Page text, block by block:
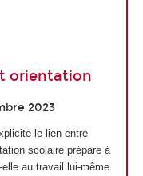
orientation
2023
le lien entre
scolaire prépare à
au travail lui-même